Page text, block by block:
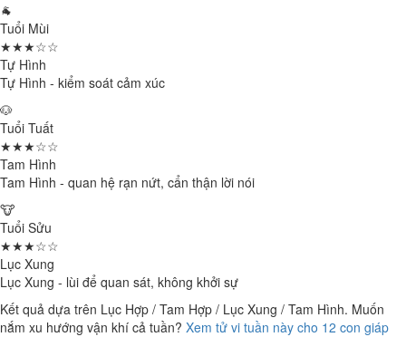
🐐
Tuổi Mùi
★★★☆☆
Tự Hình
Tự Hình - kiểm soát cảm xúc
🐶
Tuổi Tuất
★★★☆☆
Tam Hình
Tam Hình - quan hệ rạn nứt, cẩn thận lời nói
🐮
Tuổi Sửu
★★★☆☆
Lục Xung
Lục Xung - lùi để quan sát, không khởi sự
Kết quả dựa trên Lục Hợp / Tam Hợp / Lục Xung / Tam Hình. Muốn
nắm xu hướng vận khí cả tuần? Xem tử vi tuần này cho 12 con giáp